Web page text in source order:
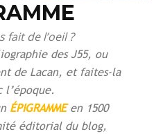
fait de l’oeil ?
des J55, ou
de Lacan, et faites-la
l’époque.
ÉPIGRAMMEen 1500
éditorial du blog,